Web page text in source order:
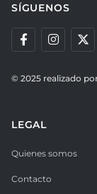
SÍGUENOS
© 2025 realizado
LEGAL
Quienes somos
Contacto